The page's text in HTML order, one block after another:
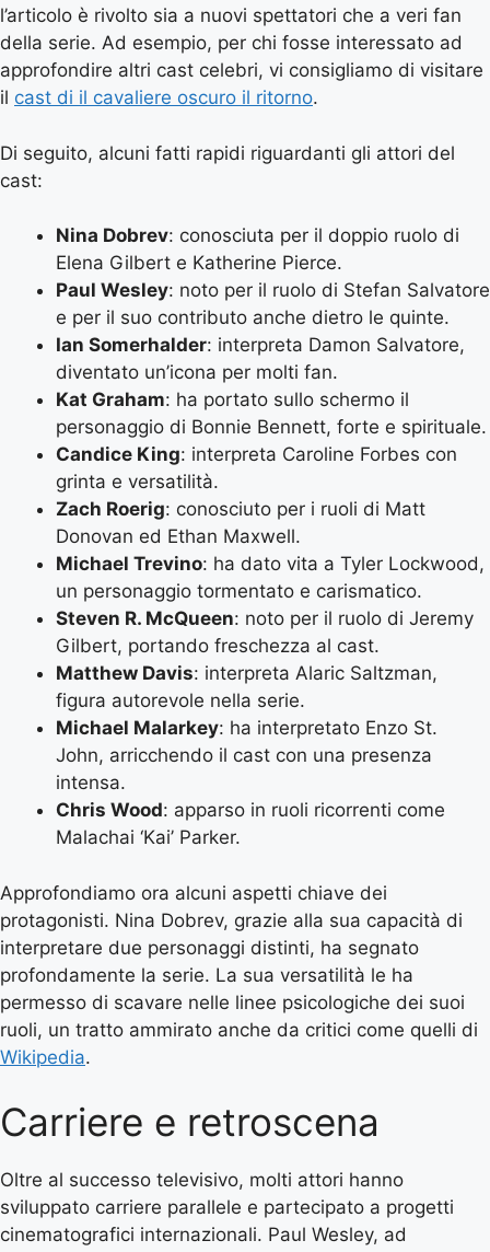
l’articolo è rivolto sia a nuovi spettatori che a veri fan
della serie. Ad esempio, per chi fosse interessato ad
approfondire altri cast celebri, vi consigliamo di visitare
il cast di il cavaliere oscuro il ritorno.
Di seguito, alcuni fatti rapidi riguardanti gli attori del
cast:
Nina Dobrev: conosciuta per il doppio ruolo di
Elena Gilbert e Katherine Pierce.
Paul Wesley: noto per il ruolo di Stefan Salvatore
e per il suo contributo anche dietro le quinte.
Ian Somerhalder: interpreta Damon Salvatore,
diventato un’icona per molti fan.
Kat Graham: ha portato sullo schermo il
personaggio di Bonnie Bennett, forte e spirituale.
Candice King: interpreta Caroline Forbes con
grinta e versatilità.
Zach Roerig: conosciuto per i ruoli di Matt
Donovan ed Ethan Maxwell.
Michael Trevino: ha dato vita a Tyler Lockwood,
un personaggio tormentato e carismatico.
Steven R. McQueen: noto per il ruolo di Jeremy
Gilbert, portando freschezza al cast.
Matthew Davis: interpreta Alaric Saltzman,
figura autorevole nella serie.
Michael Malarkey: ha interpretato Enzo St.
John, arricchendo il cast con una presenza
intensa.
Chris Wood: apparso in ruoli ricorrenti come
Malachai ‘Kai’ Parker.
Approfondiamo ora alcuni aspetti chiave dei
protagonisti. Nina Dobrev, grazie alla sua capacità di
interpretare due personaggi distinti, ha segnato
profondamente la serie. La sua versatilità le ha
permesso di scavare nelle linee psicologiche dei suoi
ruoli, un tratto ammirato anche da critici come quelli di
Wikipedia.
Carriere e retroscena
Oltre al successo televisivo, molti attori hanno
sviluppato carriere parallele e partecipato a progetti
cinematografici internazionali. Paul Wesley, ad